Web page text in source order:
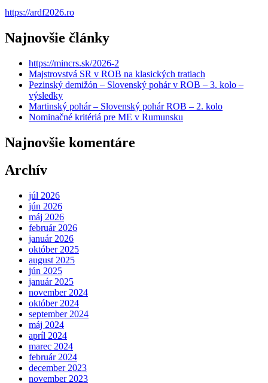
https://ardf2026.ro
Najnovšie články
https://mincrs.sk/2026-2
Majstrovstvá SR v ROB na klasických tratiach
Pezinský demižón – Slovenský pohár v ROB – 3. kolo –
výsledky
Martinský pohár – Slovenský pohár ROB – 2. kolo
Nominačné kritériá pre ME v Rumunsku
Najnovšie komentáre
Archív
júl 2026
jún 2026
máj 2026
február 2026
január 2026
október 2025
august 2025
jún 2025
január 2025
november 2024
október 2024
september 2024
máj 2024
apríl 2024
marec 2024
február 2024
december 2023
november 2023